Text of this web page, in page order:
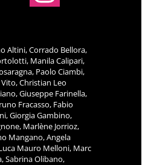
Altini, Corrado Bellora,
Manila Calipari,
Paolo Ciambi,
Christian Leo
Giuseppe Farinella,
Fracasso, Fabio
Giorgia Gambino,
Marlène Jorrioz,
Mangano, Angela
Mauro Melloni, Marc
Sabrina Olibano,